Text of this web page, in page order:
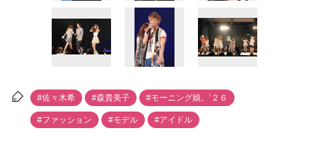
#佐々木希 #森貴美子 #モーニング娘。’２６
#ファッション #モデル #アイドル